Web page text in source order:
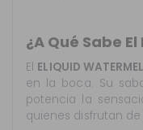
¿A Qué Sabe
El ELIQUID
en la boca. Su
potencia la
quienes disfrutan